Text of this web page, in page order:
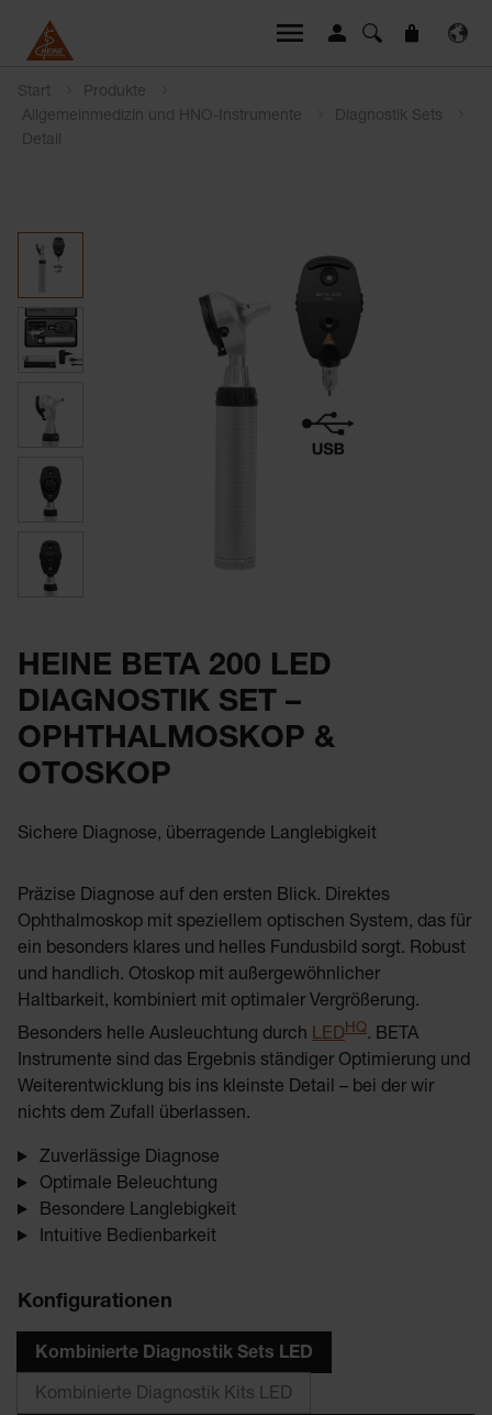
Start
Produkte
Allgemeinmedizin und HNO-Instrumente
Diagnostik Sets
Detail
HEINE BETA 200 LED
DIAGNOSTIK SET –
OPHTHALMOSKOP &
OTOSKOP
Sichere Diagnose, überragende Langlebigkeit
Präzise Diagnose auf den ersten Blick. Direktes
Ophthalmoskop mit speziellem optischen System, das für
ein besonders klares und helles Fundusbild sorgt. Robust
und handlich. Otoskop mit außergewöhnlicher
Haltbarkeit, kombiniert mit optimaler Vergrößerung.
Besonders helle Ausleuchtung durch LEDHQ. BETA
Instrumente sind das Ergebnis ständiger Optimierung und
Weiterentwicklung bis ins kleinste Detail – bei der wir
nichts dem Zufall überlassen.
Zuverlässige Diagnose
Optimale Beleuchtung
Besondere Langlebigkeit
Intuitive Bedienbarkeit
Konfigurationen
Kombinierte Diagnostik Sets LED
Kombinierte Diagnostik Kits LED